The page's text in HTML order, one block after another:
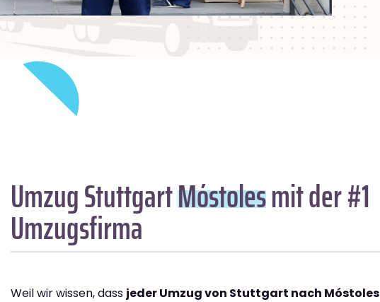
Umzug StuttgartMóstolesmit der #1
Umzugsfirma
Weil wir wissen, dass jeder Umzug von Stuttgart nach Móstoles